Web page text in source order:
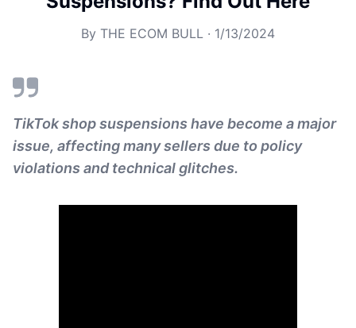
By THE ECOM BULL · 1/13/2024
TikTok shop suspensions have become a major
issue, affecting many sellers due to policy
violations and technical glitches.